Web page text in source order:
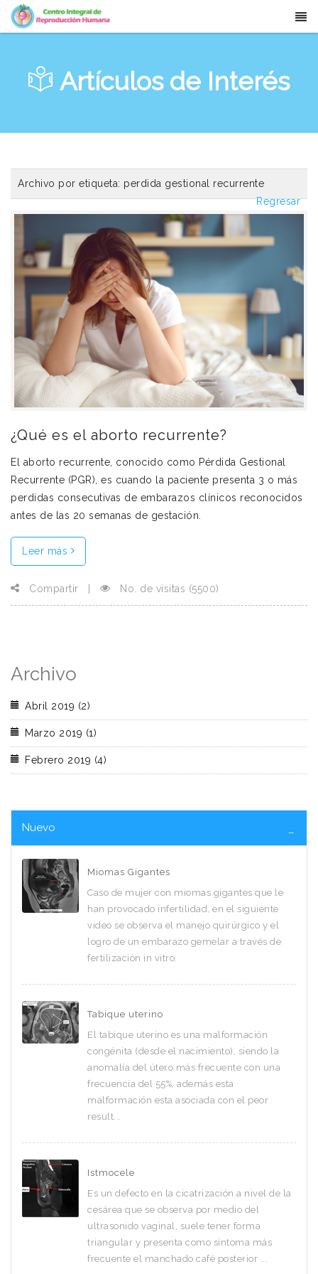
Artículos de Interés
Archivo por etiqueta: perdida gestional recurrente
Regresar
¿Qué es el aborto recurrente?
El aborto recurrente, conocido como Pérdida Gestional
Recurrente (PGR), es cuando la paciente presenta 3 o más
perdidas consecutivas de embarazos clínicos reconocidos
antes de las 20 semanas de gestación.
Leer más
Compartir No. de visitas (5500)
Archivo
Abril 2019 (2)
Marzo 2019 (1)
Febrero 2019 (4)
Nuevo
Miomas Gigantes
Caso de mujer con miomas gigantes que le
han provocado infertilidad, en el siguiente
video se observa el manejo quirúrgico y el
logro de un embarazo gemelar a través de
fertilización in vitro.
Tabique uterino
El tabique uterino es una malformación
congénita (desde el nacimiento), siendo la
anomalía del útero más frecuente con una
frecuencia del 55%, además esta
malformación esta asociada con el peor
result...
Istmocele
Es un defecto en la cicatrización a nivel de la
cesárea que se observa por medio del
ultrasonido vaginal, suele tener forma
triangular y presenta como síntoma más
frecuente el manchado café posterior ...